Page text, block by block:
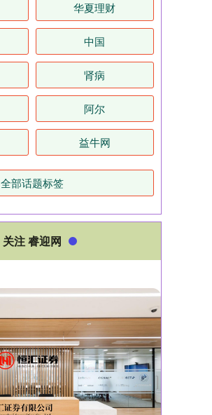
华夏理财
中国
肾病
阿尔
益牛网
全部话题标签
关注 睿迎网